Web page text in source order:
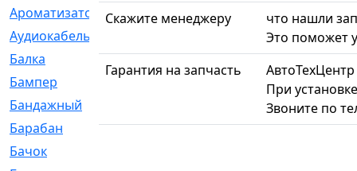
Ароматизатор
[35]
Аудиокабель
Балка
[58]
Бампер
Бандажный
Барабан
[5]
Бачок
Скажите менеджеру
что нашли
Это поможет
Гарантия на запчасть
При
Звоните по